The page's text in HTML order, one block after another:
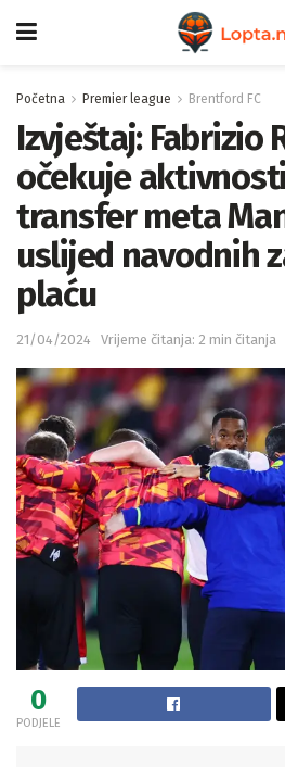
Početna Premier league Brentford FC
Izvještaj: Fabrizio
očekuje
transfer meta
uslijed navodnih
plaću
21/04/2024 Vrijeme čitanja: 2 min čitanja
0
PODJELE